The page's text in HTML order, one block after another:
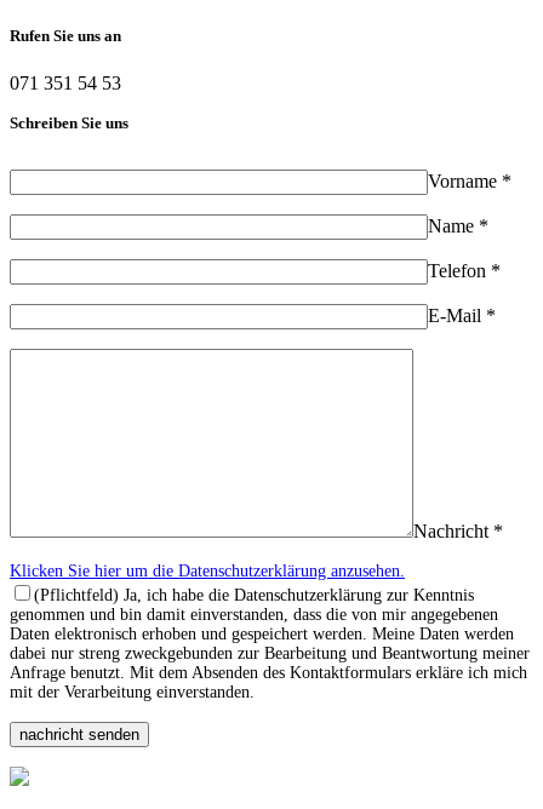
Rufen Sie uns an
071 351 54 53
Schreiben Sie uns
Vorname *
Name *
Telefon *
E-Mail *
Nachricht *
Klicken Sie hier um die Datenschutzerklärung anzusehen.
(Pflichtfeld) Ja, ich habe die Datenschutzerklärung zur Kenntnis
genommen und bin damit einverstanden, dass die von mir angegebenen
Daten elektronisch erhoben und gespeichert werden. Meine Daten werden
dabei nur streng zweckgebunden zur Bearbeitung und Beantwortung meiner
Anfrage benutzt. Mit dem Absenden des Kontaktformulars erkläre ich mich
mit der Verarbeitung einverstanden.